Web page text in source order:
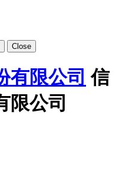
Close
有限公司 信
限公司